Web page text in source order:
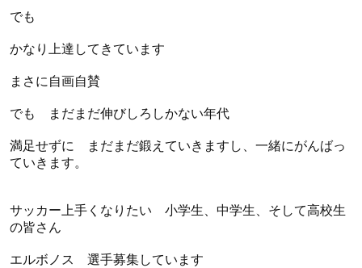
でも
かなり上達してきています
まさに自画自賛
でも まだまだ伸びしろしかない年代
満足せずに まだまだ鍛えていきますし、一緒にがんばっ
ていきます。
サッカー上手くなりたい 小学生、中学生、そして高校生
の皆さん
エルボノス 選手募集しています